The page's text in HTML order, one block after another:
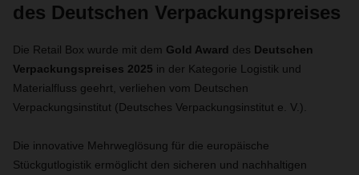
des Deutschen Verpackungspreises
Die Retail Box wurde mit dem Gold Award des Deutschen
Verpackungspreises 2025 in der Kategorie Logistik und
Materialfluss geehrt, verliehen vom Deutschen
Verpackungsinstitut (Deutsches Verpackungsinstitut e. V.).
Die innovative Mehrweglösung für die europäische
Stückgutlogistik ermöglicht den sicheren und nachhaltigen